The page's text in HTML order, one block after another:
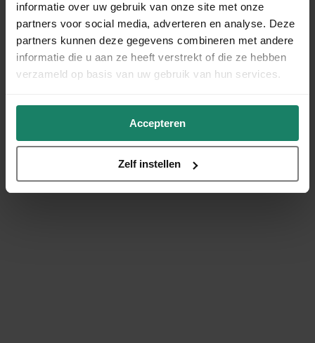
informatie over uw gebruik van onze site met onze
partners voor social media, adverteren en analyse. Deze
partners kunnen deze gegevens combineren met andere
informatie die u aan ze heeft verstrekt of die ze hebben
verzameld op basis van uw gebruik van hun services.
Accepteren
Zelf instellen